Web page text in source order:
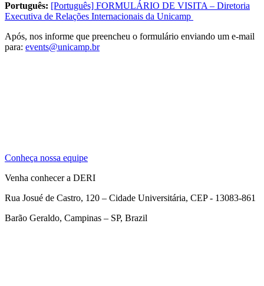
Português: [Português] FORMULÁRIO DE VISITA – Diretoria
Executiva de Relações Internacionais da Unicamp
Após, nos informe que preencheu o formulário enviando um e-mail
para: events@unicamp.br
Conheça nossa equipe
Venha conhecer a DERI
Rua Josué de Castro, 120 – Cidade Universitária, CEP - 13083-861
Barão Geraldo, Campinas – SP, Brazil